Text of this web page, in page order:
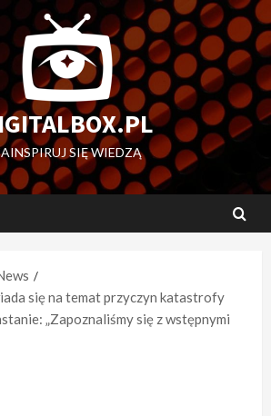
SIĘ WIEDZĄ
się na temat przyczyn katastrofy
„Zapoznaliśmy się z wstępnymi